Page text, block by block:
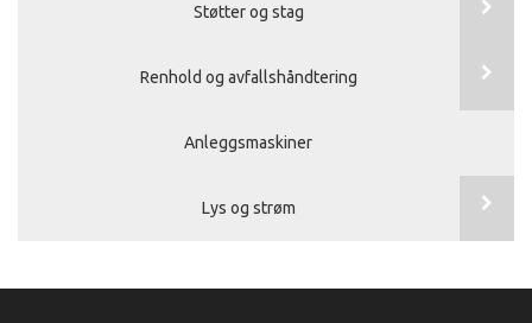
Støtter og stag
Renhold og avfallshåndtering
Anleggsmaskiner
Lys og strøm